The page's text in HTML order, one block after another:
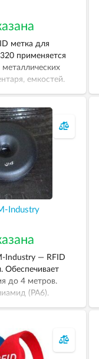
метка для
применяется
емкостей.
Industry
Industry — RFID
Обеспечивает
до 4 метров.
(PA6).